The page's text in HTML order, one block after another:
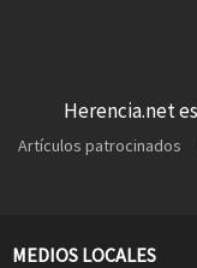
Herencia.net
Artículos patrocinados
MEDIOS LOCALES